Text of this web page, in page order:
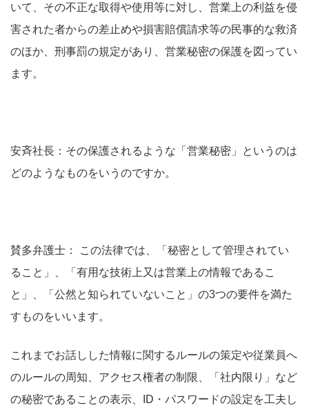
いて、その不正な取得や使用等に対し、営業上の利益を侵
害された者からの差止めや損害賠償請求等の民事的な救済
のほか、刑事罰の規定があり、営業秘密の保護を図ってい
ます。
安斉社長：その保護されるような「営業秘密」というのは
どのようなものをいうのですか。
賛多弁護士： この法律では、「秘密として管理されてい
ること」、「有用な技術上又は営業上の情報であるこ
と」、「公然と知られていないこと」の3つの要件を満た
すものをいいます。
これまでお話しした情報に関するルールの策定や従業員へ
のルールの周知、アクセス権者の制限、「社内限り」など
の秘密であることの表示、ID・パスワードの設定を工夫し